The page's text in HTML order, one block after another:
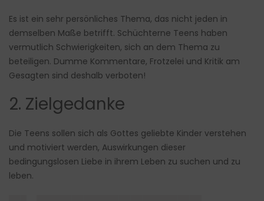
Es ist ein sehr persönliches Thema, das nicht jeden in
demselben Maße betrifft. Schüchterne Teens haben
vermutlich Schwierigkeiten, sich an dem Thema zu
beteiligen. Dumme Kommentare, Frotzelei und Kritik am
Gesagten sind deshalb verboten!
2. Zielgedanke
Die Teens sollen sich als Gottes geliebte Kinder verstehen
und motiviert werden, Auswirkungen dieser
bedingungslosen Liebe in ihrem Leben zu suchen und zu
leben.